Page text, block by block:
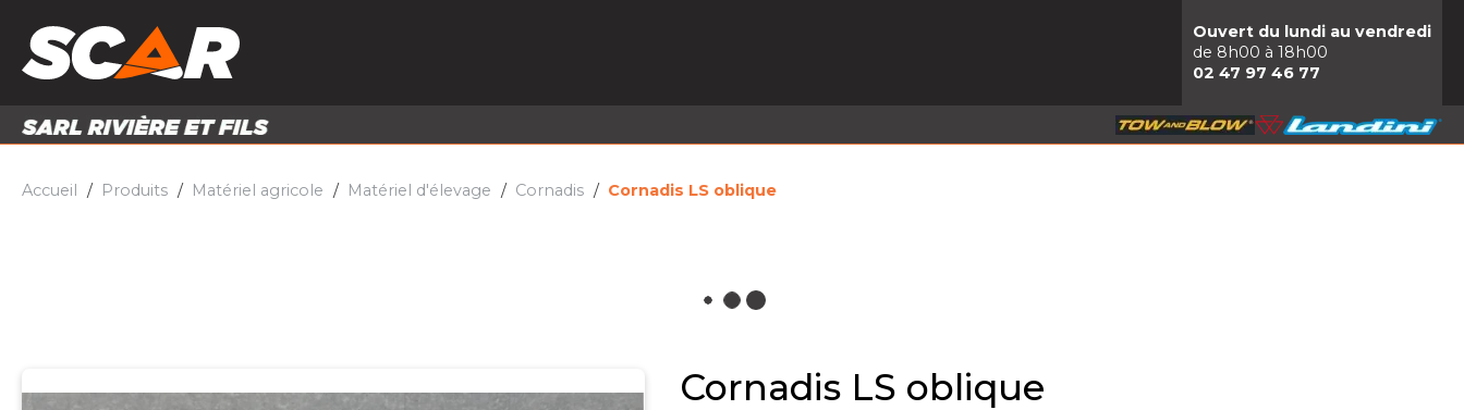
PIÈCES ET ACCESSOIRES
Ouvert du lundi au vendredi
de 8h00 à 18h00
02 47 97 46 77
Accueil Produits Matériel agricole Matériel d'élevage Cornadis Cornadis LS oblique
Cornadis LS oblique